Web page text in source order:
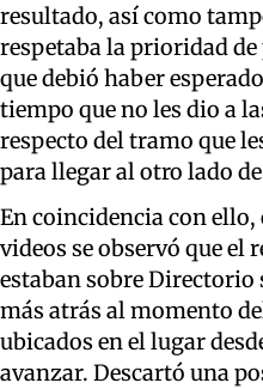
resultado, así como
respetaba la prioridad
que debió haber
tiempo que no les dio a
respecto del tramo que
para llegar al otro lado
En coincidencia con ello,
videos se observó que el
estaban sobre Directorio
más atrás al momento
ubicados en el lugar
avanzar. Descartó una